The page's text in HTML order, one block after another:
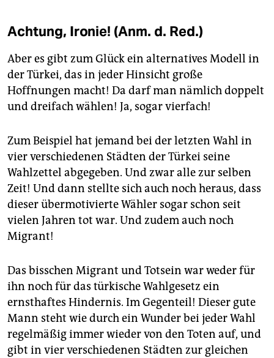
Achtung, Ironie! (Anm. d. Red.)
Aber es gibt zum Glück ein alternatives Modell in
der Türkei, das in jeder Hinsicht große
Hoffnungen macht! Da darf man nämlich doppelt
und dreifach wählen! Ja, sogar vierfach!
Zum Beispiel hat jemand bei der letzten Wahl in
vier verschiedenen Städten der Türkei seine
Wahlzettel abgegeben. Und zwar alle zur selben
Zeit! Und dann stellte sich auch noch heraus, dass
dieser übermotivierte Wähler sogar schon seit
vielen Jahren tot war. Und zudem auch noch
Migrant!
Das bisschen Migrant und Totsein war weder für
ihn noch für das türkische Wahlgesetz ein
ernsthaftes Hindernis. Im Gegenteil! Dieser gute
Mann steht wie durch ein Wunder bei jeder Wahl
regelmäßig immer wieder von den Toten auf, und
gibt in vier verschiedenen Städten zur gleichen